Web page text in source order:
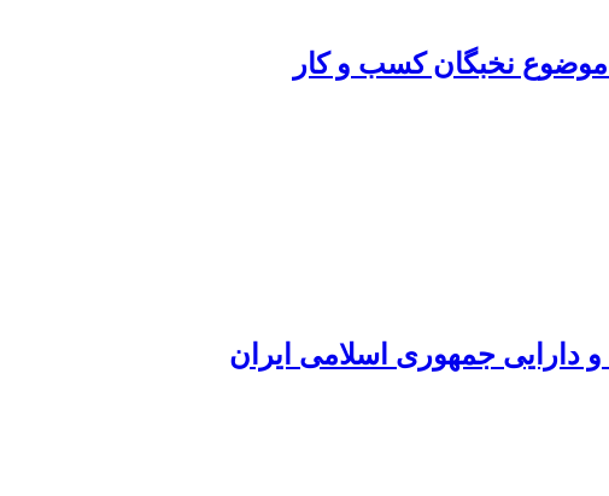
موضوع نخبگان کسب و کار
دارایی جمهوری اسلامی ایران